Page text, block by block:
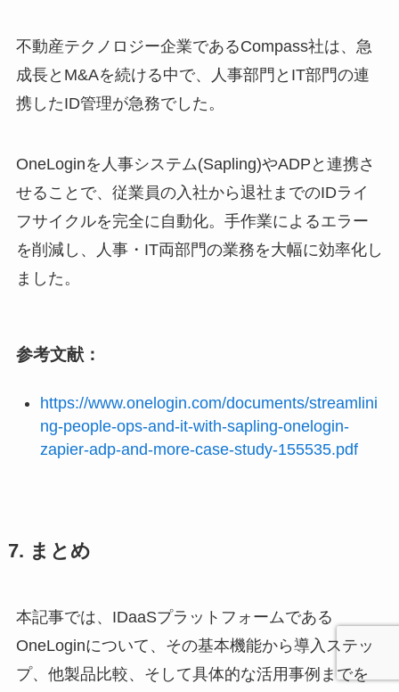
不動産テクノロジー企業であるCompass社は、急
成長とM&Aを続ける中で、人事部門とIT部門の連
携したID管理が急務でした。
OneLoginを人事システム(Sapling)やADPと連携さ
せることで、従業員の入社から退社までのIDライ
フサイクルを完全に自動化。手作業によるエラー
を削減し、人事・IT両部門の業務を大幅に効率化し
ました。
参考文献：
https://www.onelogin.com/documents/streamlini
ng-people-ops-and-it-with-sapling-onelogin-
zapier-adp-and-more-case-study-155535.pdf
7. まとめ
本記事では、IDaaSプラットフォームである
OneLoginについて、その基本機能から導入ステッ
プ、他製品比較、そして具体的な活用事例までを